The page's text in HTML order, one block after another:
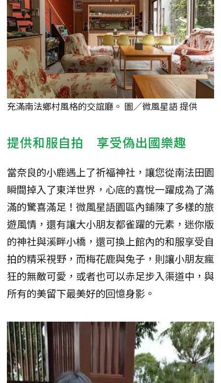
充滿南法鄉村風格的交誼廳。 圖／微風星語 提供
提供和服自拍 享受偽出國樂趣
當奈良的小鹿遇上了祈福神社，讓您從南法田園
瞬間掉入了東洋世界，心底的喜悅一躍成為了滿
滿的驚喜滿足！微風星語園區內鋪陳了多樣的旅
遊風情，還有讓大小朋友都雀躍的元素，迷你版
的神社與溪畔小橋，還可換上館內的和服享受自
拍的精采視野，而梅花鹿與兔子，則讓小朋友瘋
狂的無敵可愛，或者也可以赤足步入渠道中，與
所有的美留下最美好的回憶身影。